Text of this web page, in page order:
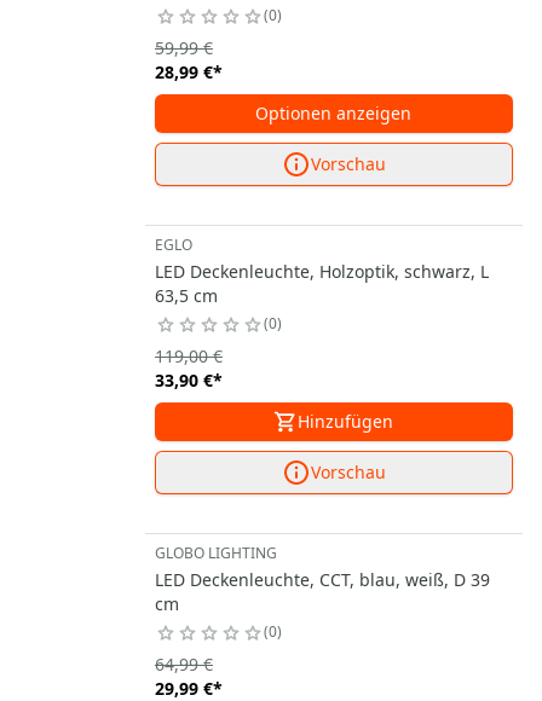
0
28,99 €*
59,99 €
Optionen anzeigen
Vorschau
EGLO
LED Deckenleuchte, Holzoptik, schwarz, L
63,5 cm
0
33,90 €*
119,00 €
Hinzufügen
Vorschau
GLOBO LIGHTING
LED Deckenleuchte, CCT, blau, weiß, D 39
cm
0
29,99 €*
64,99 €